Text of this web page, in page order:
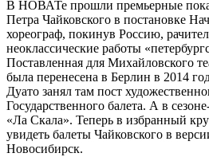
В НОВАТе прошли премьерные
Петра Чайковского в постановке
хореограф, покинув Россию,
неоклассические работы
Поставленная для Михайловского
была перенесена в Берлин в 2014
Дуато занял там пост
Государственного балета. А в
«Ла Скала». Теперь в избранный
увидеть балеты Чайковского в
Новосибирск.